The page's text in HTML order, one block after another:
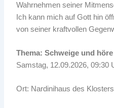
Wahrnehmen seiner
Ich kann mich auf Gott hin
von seiner kraftvollen
Thema: Schweige und höre
Samstag, 12.09.2026, 09:30
Ort: Nardinihaus des Klosters